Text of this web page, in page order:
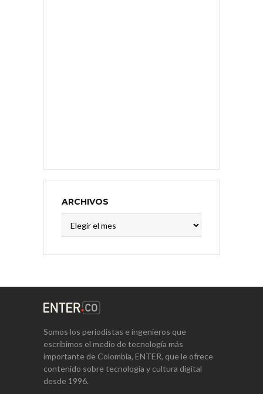
ARCHIVOS
Somos los periodistas e ingenieros que
escribimos el medio de tecnología más
importante de Colombia, ENTER, que le ofrece
contenido sobre tecnología y cultura digital
desde 1996.